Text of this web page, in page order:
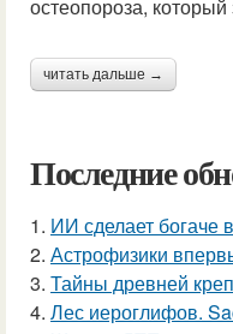
остеопороза,
читать дальше →
Последние
1. ИИ сделает богаче
2. Астрофизики
3. Тайны древней
4. Лес иероглифов.